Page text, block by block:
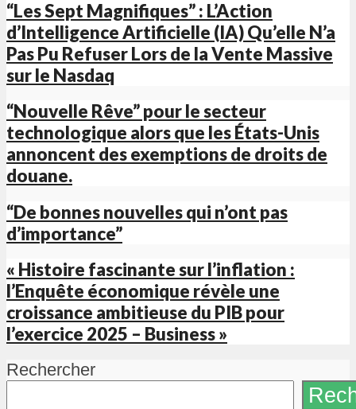
“Les Sept Magnifiques” : L’Action
d’Intelligence Artificielle (IA) Qu’elle N’a
Pas Pu Refuser Lors de la Vente Massive
sur le Nasdaq
“Nouvelle Rêve” pour le secteur
technologique alors que les États-Unis
annoncent des exemptions de droits de
douane.
“De bonnes nouvelles qui n’ont pas
d’importance”
« Histoire fascinante sur l’inflation :
l’Enquête économique révèle une
croissance ambitieuse du PIB pour
l’exercice 2025 – Business »
Rechercher